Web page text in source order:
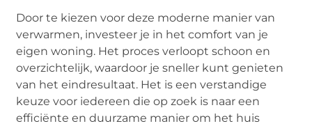
Door te kiezen voor deze moderne manier van
verwarmen, investeer je in het comfort van je
eigen woning. Het proces verloopt schoon en
overzichtelijk, waardoor je sneller kunt genieten
van het eindresultaat. Het is een verstandige
keuze voor iedereen die op zoek is naar een
efficiënte en duurzame manier om het huis